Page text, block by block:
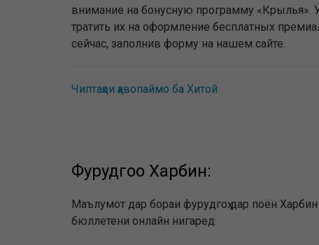
внимание на бонусную программу «Крылья».
тратить их на оформление бесплатных
сейчас, заполнив форму на нашем сайте.
Чиптаҳои ҳавопаймо ба Хитой
Фурудгоҳҳо Харбин:
Маълумот дар бораи фурудгоҳ дар поён
бюллетени онлайн нигаред.